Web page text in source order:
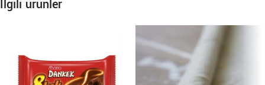
İlgili ürünler